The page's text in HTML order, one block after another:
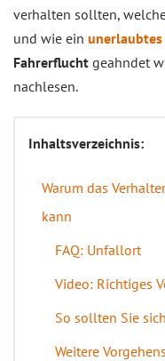
verhalten sollten,
und wie ein
Fahrerflucht geahndet
nachlesen.
Inhaltsverzeichnis:
Warum das
kann
FAQ: Unfallort
Video: Richtiges
So sollten Sie
Weitere